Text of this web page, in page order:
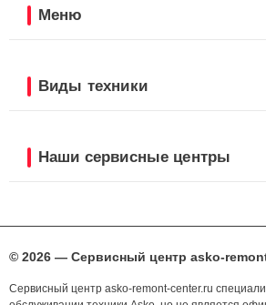
Меню
Виды техники
Наши сервисные центры
© 2026 — Сервисный центр asko-
Сервисный центр asko-remont-center.ru